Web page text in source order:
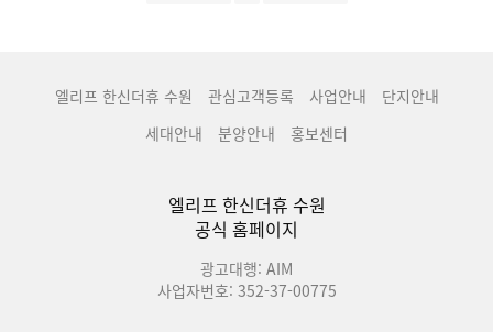
엘리프 한신더휴 수원 관심고객등록 사업안내
단지안내
세대안내
분양안내 홍보센터
엘리프 한신더휴 수원
공식 홈페이지
광고대행: AIM
사업자번호: 352-37-00775